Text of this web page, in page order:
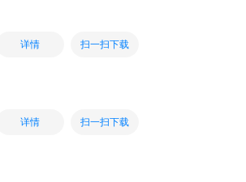
详情 扫一扫下载
详情 扫一扫下载